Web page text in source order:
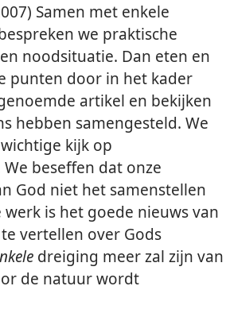
Samen met enkele
we praktische
noodsituatie. Dan eten en
punten door in het kader
artikel en bekijken
hebben samengesteld. We
kijk op
beseffen dat onze
God niet het samenstellen
is het goede nieuws van
vertellen over Gods
dreiging meer zal zijn van
de natuur wordt